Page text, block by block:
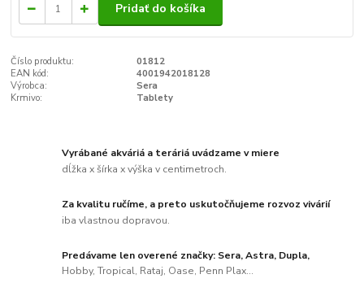
Pridať do košíka
Číslo produktu:
01812
EAN kód:
4001942018128
Výrobca:
Sera
Krmivo:
Tablety
Vyrábané akváriá a teráriá uvádzame v miere
dĺžka x šírka x výška v centimetroch.
Za kvalitu ručíme, a preto uskutočňujeme rozvoz vivárií
iba vlastnou dopravou.
Predávame len overené značky: Sera, Astra, Dupla,
Hobby, Tropical, Rataj, Oase, Penn Plax...